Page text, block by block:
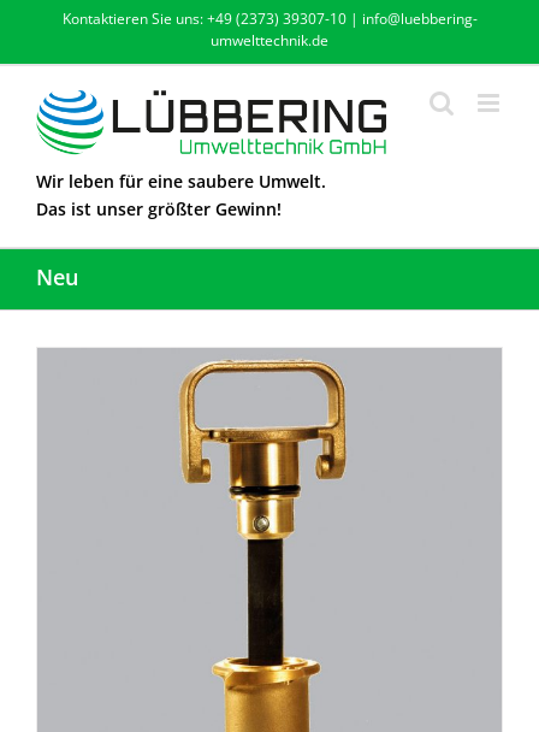
Kontaktieren Sie uns: +49 (2373) 39307-10 | info@luebbering-
umwelttechnik.de
Wir leben für eine saubere Umwelt.
Das ist unser größter Gewinn!
Neu